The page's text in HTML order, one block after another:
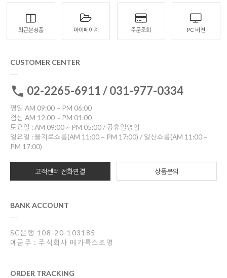
최근본상품 마이페이지 주문조회 PC 버젼
CUSTOMER CENTER
02-2265-6911 / 031-977-0334
평일 AM 09:00 ~ PM 06:00
점심 AM 12:00 ~ PM 01:00
토요일 : AM 09:00 ~ PM 05:00 / 공휴일영업
일요일 : 을지로쇼룸(AM 11:00 ~ PM 17:00) / 일산쇼룸(AM 11:00 ~
PM 17:00)
고객센터 전화연결 상품문의
BANK ACCOUNT
SC은행 108-20-103185
예금주 : 주식회사 메가룩스조명
ORDER TRACKING